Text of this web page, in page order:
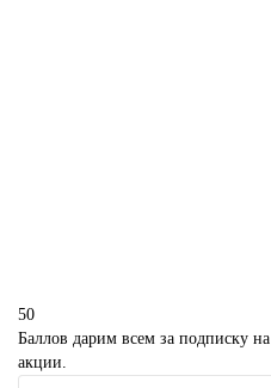
50
Баллов дарим всем за подписку
акции.